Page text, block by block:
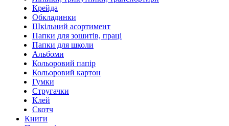
Крейда
Обкладинки
Шкільний асортимент
Папки для зошитів, праці
Папки для школи
Альбоми
Кольоровий папір
Кольоровий картон
Гумки
Стругачки
Клей
Скотч
Книги